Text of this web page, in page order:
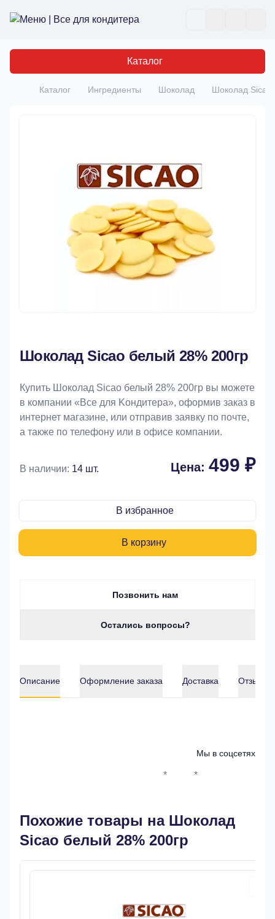
Все для кондитера
Каталог
Главная
Каталог Ингредиенты Шоколад Шоколад Sicao
Шоколад Sicao белый 28% 200гр
Купить Шоколад Sicao белый 28% 200гр вы можете
в компании «Bce для Koндитeрa», оформив заказ в
интернет магазине, или отправив заявку по почте,
а также по телефону или в офисе компании.
В наличии: 14 шт. Цена: 499 ₽
В избранное
В корзину
Позвонить нам
Остались вопросы?
Описание Оформление заказа Доставка Отзывы
Мы в соцсетях
* *
Похожие товары на Шоколад
Sicao белый 28% 200гр